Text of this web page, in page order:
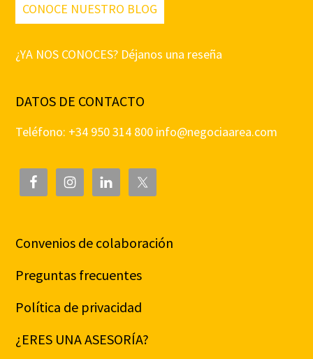
CONOCE NUESTRO BLOG
¿YA NOS CONOCES? Déjanos una reseña
DATOS DE CONTACTO
Teléfono: +34 950 314 800 info@negociaarea.com
Convenios de colaboración
Preguntas frecuentes
Política de privacidad
¿ERES UNA ASESORÍA?